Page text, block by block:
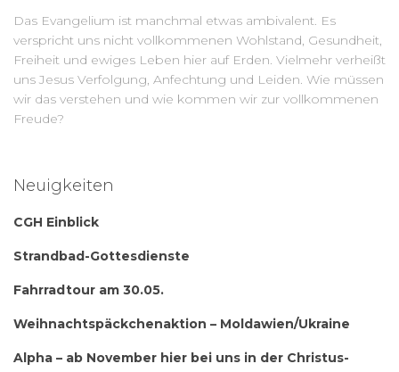
Das Evangelium ist manchmal etwas ambivalent. Es
verspricht uns nicht vollkommenen Wohlstand, Gesundheit,
Freiheit und ewiges Leben hier auf Erden. Vielmehr verheißt
uns Jesus Verfolgung, Anfechtung und Leiden. Wie müssen
wir das verstehen und wie kommen wir zur vollkommenen
Freude?
Neuigkeiten
CGH Einblick
Strandbad-Gottesdienste
Fahrradtour am 30.05.
Weihnachtspäckchenaktion – Moldawien/Ukraine
Alpha – ab November hier bei uns in der Christus-